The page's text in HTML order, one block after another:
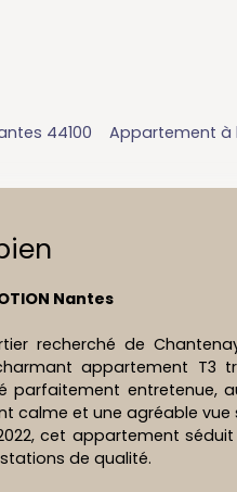
44100 Appartement à
Nantes
recherché de
appartement T3
parfaitement entretenue,
calme et une agréable vue
cet appartement
de qualité.